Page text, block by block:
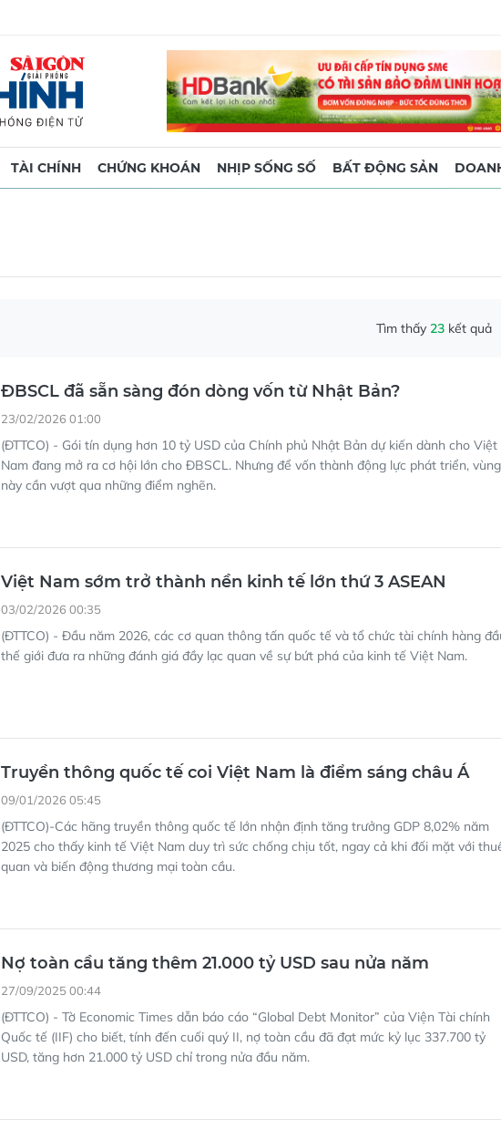
TÀI CHÍNH CHỨNG KHOÁN NHỊP SỐNG SỐ BẤT ĐỘNG SẢN
Tìm thấy 23 kết quả
ĐBSCL đã sẵn sàng đón dòng vốn từ Nhật Bản?
23/02/2026 01:00
(ĐTTCO) - Gói tín dụng hơn 10 tỷ USD của Chính phủ Nhật Bản dự kiến dành cho Việt
Nam đang mở ra cơ hội lớn cho ĐBSCL. Nhưng để vốn thành động lực phát triển, vùng
này cần vượt qua những điểm nghẽn.
Việt Nam sớm trở thành nền kinh tế lớn thứ 3 ASEAN
03/02/2026 00:35
(ĐTTCO) - Đầu năm 2026, các cơ quan thông tấn quốc tế và tổ chức tài chính hàng
thế giới đưa ra những đánh giá đầy lạc quan về sự bứt phá của kinh tế Việt Nam.
Truyền thông quốc tế coi Việt Nam là điểm sáng châu Á
09/01/2026 05:45
(ĐTTCO)-Các hãng truyền thông quốc tế lớn nhận định tăng trưởng GDP 8,02% năm
2025 cho thấy kinh tế Việt Nam duy trì sức chống chịu tốt, ngay cả khi đối mặt với
quan và biến động thương mại toàn cầu.
Nợ toàn cầu tăng thêm 21.000 tỷ USD sau nửa năm
27/09/2025 00:44
(ĐTTCO) - Tờ Economic Times dẫn báo cáo “Global Debt Monitor” của Viện Tài chính
Quốc tế (IIF) cho biết, tính đến cuối quý II, nợ toàn cầu đã đạt mức kỷ lục 337.700 tỷ
USD, tăng hơn 21.000 tỷ USD chỉ trong nửa đầu năm.